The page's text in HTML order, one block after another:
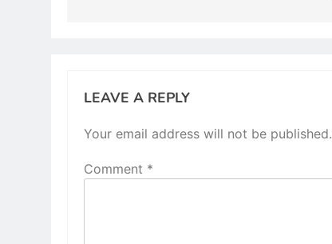
LEAVE A REPLY
Your email address will not be published.
Comment *